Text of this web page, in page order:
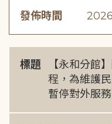
發佈時間
標題
【永和分館
程，為維護
暫停對外服務